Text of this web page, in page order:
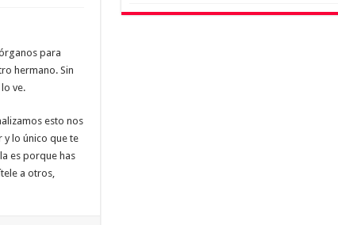
para
hermano. Sin
ve.
esto nos
y lo único que te
es porque has
a otros,